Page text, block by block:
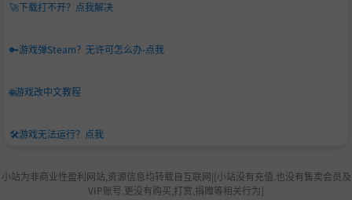
但我们想做的，就是记录下那些让人温暖的东西。
官方QQ1群：1001023124（已满）
B站：你好我们还有场恋爱
抖音：你好我们还有场恋爱没谈
🚀下载打不开？点我解决
🔑游戏弹Steam？无许可怎么办-点我
🌐游戏改中文教程
🛠️游戏无法运行？点我
小站为非商业性盈利网站,资源信息均转载自互联网|[小站没有充值.也没有售卖会员及
VIP账号.更没有购买,打赏,捐赠等相关行为]